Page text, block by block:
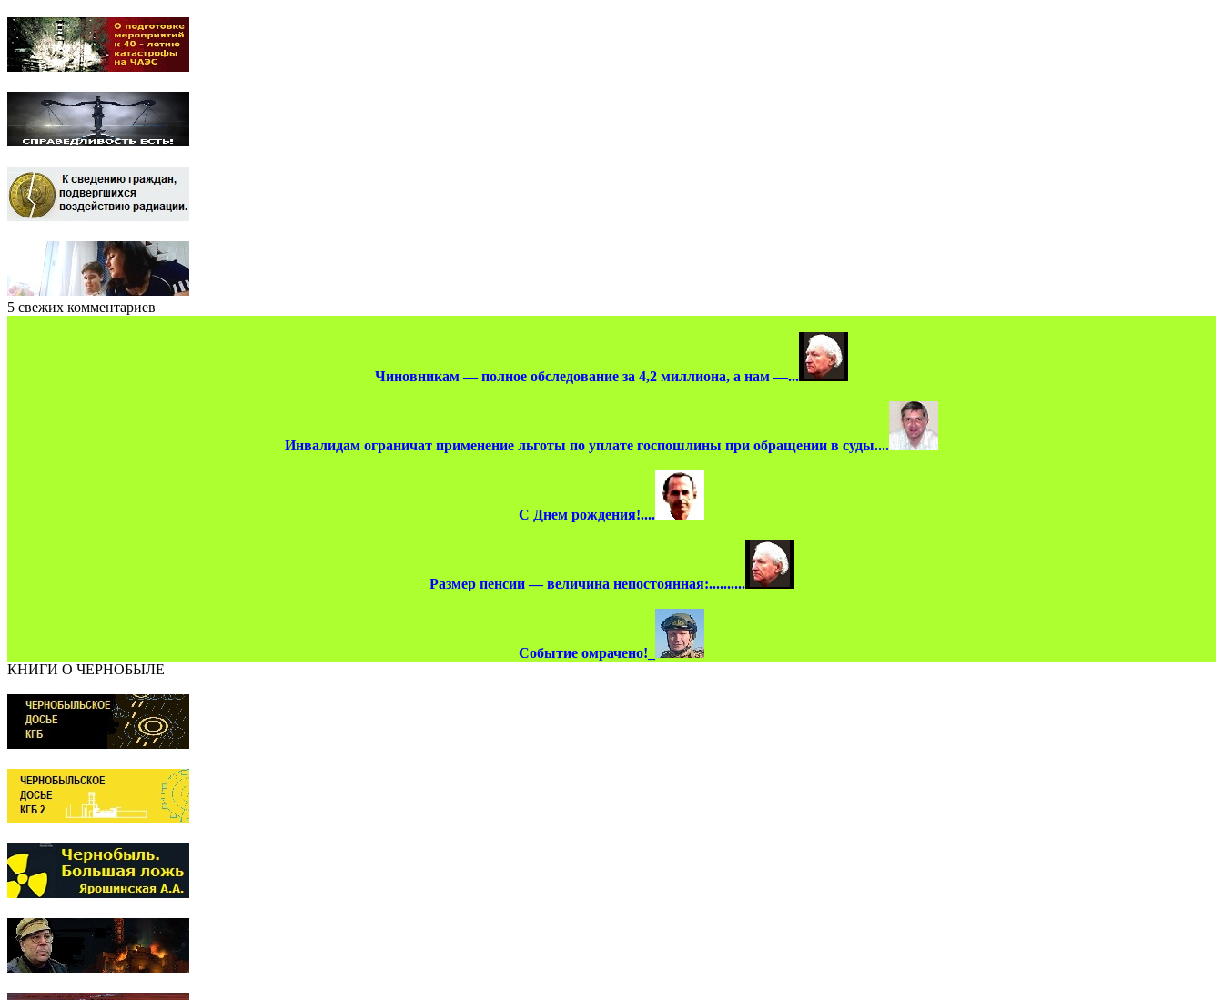
5 свежих комментариев
Чиновникам — полное обследование за 4,2 миллиона, а нам —...
Инвалидам ограничат применение льготы по уплате госпошлины при обращении в суды....
С Днем рождения!....
Размер пенсии — величина непостоянная:..........
Событие омрачено!_
КНИГИ О ЧЕРНОБЫЛЕ